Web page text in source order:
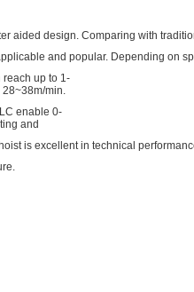
aided design. Comparing with
and popular. Depending on
reach up to 1-
min.
enable 0-
and
is excellent in technical